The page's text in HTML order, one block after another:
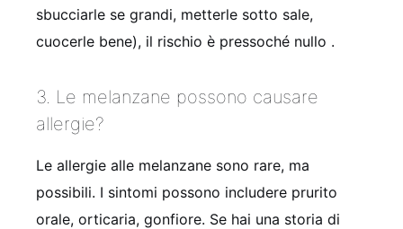
sbucciarle se grandi, metterle sotto sale,
cuocerle bene), il rischio è pressoché nullo .
3. Le melanzane possono causare
allergie?
Le allergie alle melanzane sono rare, ma
possibili. I sintomi possono includere prurito
orale, orticaria, gonfiore. Se hai una storia di